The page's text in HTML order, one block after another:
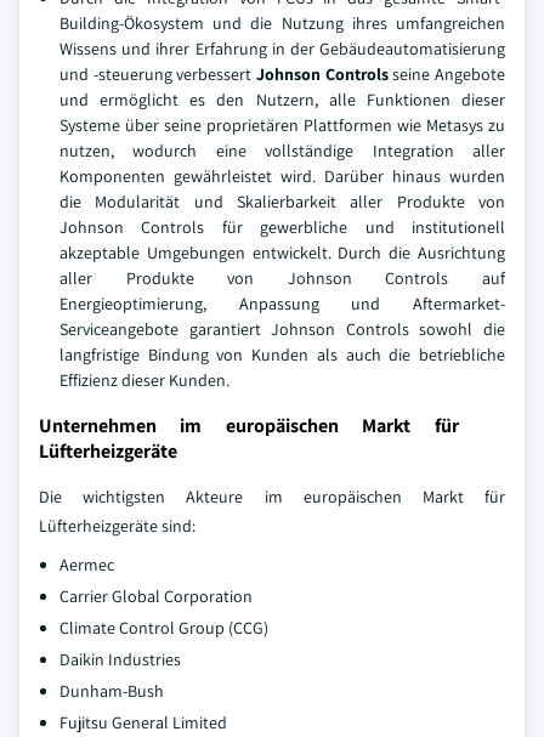
Building-Ökosystem und die Nutzung ihres umfangreichen
Wissens und ihrer Erfahrung in der Gebäudeautomatisierung
und -steuerung verbessert Johnson Controlsseine Angebote
und ermöglicht es den Nutzern, alle Funktionen dieser
Systeme über seine proprietären Plattformen wie Metasys zu
nutzen, wodurch eine vollständige Integration aller
Komponenten gewährleistet wird. Darüber hinaus wurden
die Modularität und Skalierbarkeit aller Produkte von
Johnson Controls für gewerbliche und institutionell
akzeptable Umgebungen entwickelt. Durch die Ausrichtung
aller Produkte von Johnson Controls auf
Energieoptimierung, Anpassung und Aftermarket-
Serviceangebote garantiert Johnson Controls sowohl die
langfristige Bindung von Kunden als auch die betriebliche
Effizienz dieser Kunden.
Unternehmen im europäischen Markt für
Lüfterheizgeräte
Die wichtigsten Akteure im europäischen Markt für
Lüfterheizgeräte sind:
Aermec
Carrier Global Corporation
Climate Control Group (CCG)
Daikin Industries
Dunham-Bush
Fujitsu General Limited